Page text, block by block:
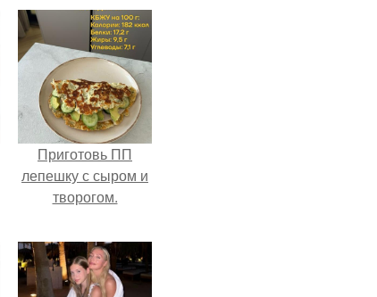
Приготовь ПП
лепешку с сыром и
творогом.